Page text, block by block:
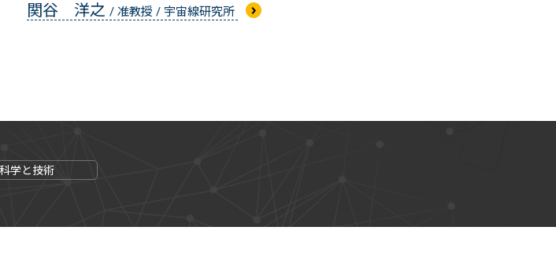
関谷 洋之 / 准教授 / 宇宙線研究所
科学と技術